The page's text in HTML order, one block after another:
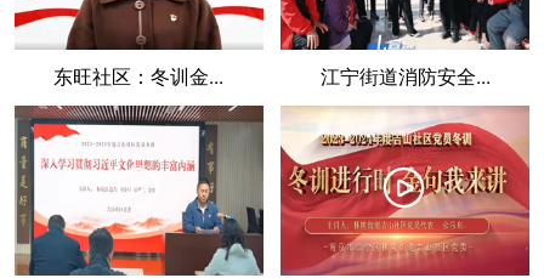
东旺社区：冬训金... 江宁街道消防安全...
󰀛 󰀛